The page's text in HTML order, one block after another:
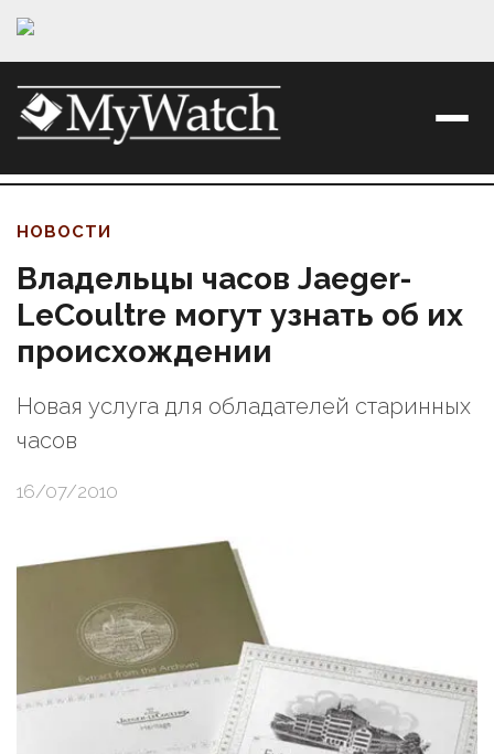
НОВОСТИ
Владельцы часов Jaeger-
LeCoultre могут узнать об их
происхождении
Новая услуга для обладателей старинных
часов
16/07/2010